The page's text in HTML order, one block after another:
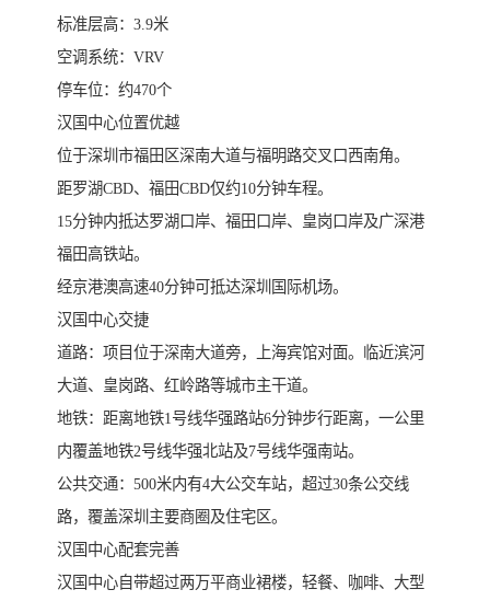
标准层高：3.9米
空调系统：VRV
停车位：约470个
汉国中心位置优越
位于深圳市福田区深南大道与福明路交叉口西南角。
距罗湖CBD、福田CBD仅约10分钟车程。
15分钟内抵达罗湖口岸、福田口岸、皇岗口岸及广深港
福田高铁站。
经京港澳高速40分钟可抵达深圳国际机场。
汉国中心交捷
道路：项目位于深南大道旁，上海宾馆对面。临近滨河
大道、皇岗路、红岭路等城市主干道。
地铁：距离地铁1号线华强路站6分钟步行距离，一公里
内覆盖地铁2号线华强北站及7号线华强南站。
公共交通：500米内有4大公交车站，超过30条公交线
路，覆盖深圳主要商圈及住宅区。
汉国中心配套完善
汉国中心自带超过两万平商业裙楼，轻餐、咖啡、大型